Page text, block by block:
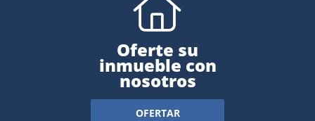
Oferte su
inmueble con
nosotros
OFERTAR